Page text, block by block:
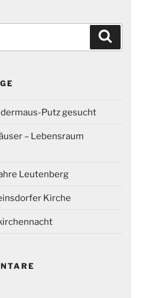
Putz gesucht
– Lebensraum
Leutenberg
Kirche